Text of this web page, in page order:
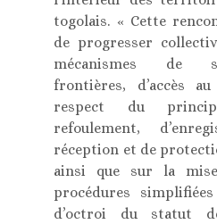
togolais. « Cette
de progresser
mécanismes de
frontières, d’accès
respect du
refoulement,
réception et de
ainsi que sur la
procédures
d’octroi du statut